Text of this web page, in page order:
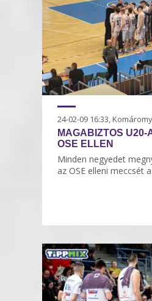
24-02-09 16:33,
MAGABIZTOS U20-
OSE ELLEN
Minden negyedet
az OSE elleni meccsét